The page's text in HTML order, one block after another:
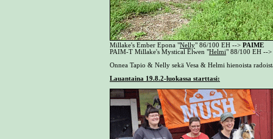
Millake's Ember Epona "Nelly" 86/100 EH --> PAIME
PAIM-T Millake's Mystical Elwen "Helmi" 88/100 EH -->
Onnea Tapio & Nelly sekä Vesa & Helmi hienoista
Lauantaina 19.8.2-luokassa starttasi: